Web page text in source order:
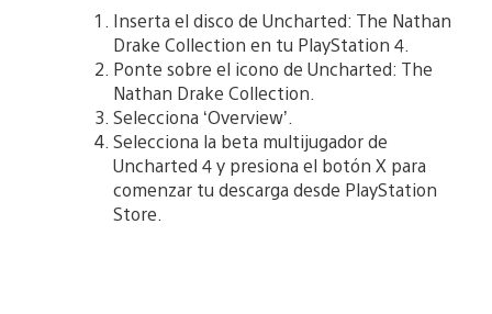
Inserta el disco de Uncharted: The Nathan
Drake Collection en tu PlayStation 4.
Ponte sobre el icono de Uncharted: The
Nathan Drake Collection.
Selecciona ‘Overview’.
Selecciona la beta multijugador de
Uncharted 4 y presiona el botón X para
comenzar tu descarga desde PlayStation
Store.